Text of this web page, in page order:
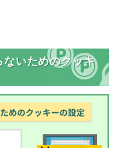
ないためのクッキ